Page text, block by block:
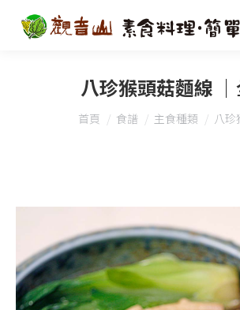
八珍猴頭菇麵線
您在這裡：
首頁 食譜 主食種類 八珍